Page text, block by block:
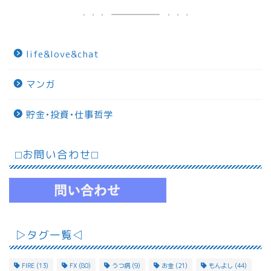
life&love&chat
マンガ
貯金•投資•仕事哲学
⬜︎お問い合わせ⬜︎
▷タグ一覧◁
FIRE (13) FX (80) うつ病 (9) お金 (21) もんよし (44)